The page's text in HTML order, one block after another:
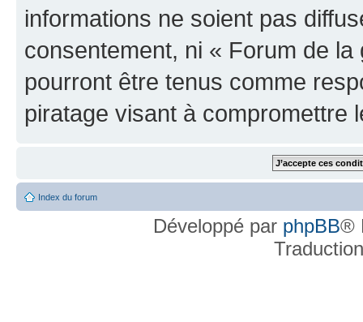
informations ne soient pas
consentement, ni « Forum de
pourront être tenus comme
piratage visant à compromettre
Index du forum
Développé par phpBB®